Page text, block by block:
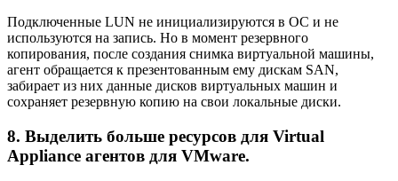
Подключенные LUN не инициализируются в ОС и не
используются на запись. Но в момент резервного
копирования, после создания снимка виртуальной машины,
агент обращается к презентованным ему дискам SAN,
забирает из них данные дисков виртуальных машин и
сохраняет резервную копию на свои локальные диски.
8. Выделить больше ресурсов для Virtual
Appliance агентов для VMware.